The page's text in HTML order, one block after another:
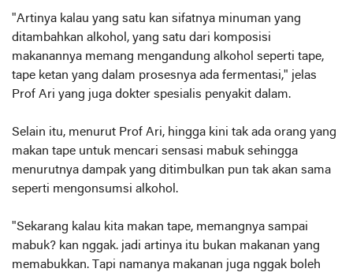
"Artinya kalau yang satu kan sifatnya minuman yang
ditambahkan alkohol, yang satu dari komposisi
makanannya memang mengandung alkohol seperti tape,
tape ketan yang dalam prosesnya ada fermentasi," jelas
Prof Ari yang juga dokter spesialis penyakit dalam.
Selain itu, menurut Prof Ari, hingga kini tak ada orang yang
makan tape untuk mencari sensasi mabuk sehingga
menurutnya dampak yang ditimbulkan pun tak akan sama
seperti mengonsumsi alkohol.
"Sekarang kalau kita makan tape, memangnya sampai
mabuk? kan nggak. jadi artinya itu bukan makanan yang
memabukkan. Tapi namanya makanan juga nggak boleh